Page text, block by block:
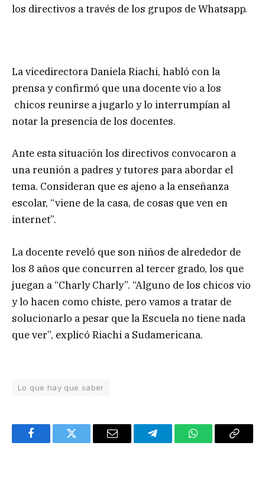
los directivos a través de los grupos de Whatsapp.
La vicedirectora Daniela Riachi, habló con la
prensa y confirmó que una docente vio a los
chicos reunirse a jugarlo y lo interrumpían al
notar la presencia de los docentes.
Ante esta situación los directivos convocaron a
una reunión a padres y tutores para abordar el
tema. Consideran que es ajeno a la enseñanza
escolar, “viene de la casa, de cosas que ven en
internet”.
La docente reveló que son niños de alrededor de
los 8 años que concurren al tercer grado, los que
juegan a “Charly Charly”. “Alguno de los chicos vio
y lo hacen como chiste, pero vamos a tratar de
solucionarlo a pesar que la Escuela no tiene nada
que ver”, explicó Riachi a Sudamericana.
Lo que hay que saber
FacebookTwitter Email TelegramWhatsAppCopy